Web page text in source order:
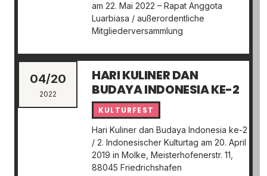
am 22. Mai 2022 – Rapat Anggota
Luarbiasa / außerordentliche
Mitgliederversammlung
04/20
2022
HARI KULINER DAN
BUDAYA INDONESIA KE-2
KULTURFEST
Hari Kuliner dan Budaya Indonesia ke-2
/ 2. Indonesischer Kulturtag am 20. April
2019 in Molke, Meisterhofenerstr. 11,
88045 Friedrichshafen